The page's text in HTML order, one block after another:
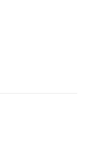
на Euro
Footwear
расположенная в